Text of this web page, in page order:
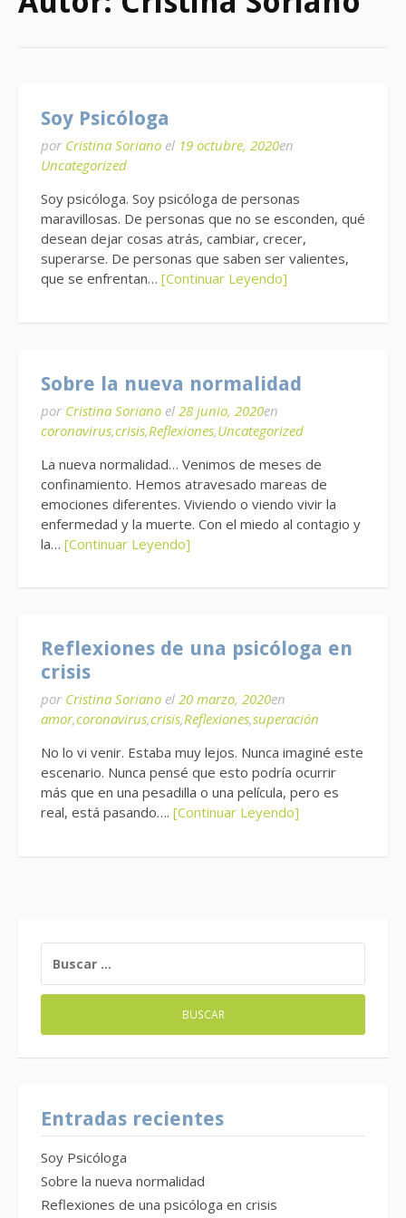
Soy Psicóloga
por Cristina Soriano el 19 octubre, 2020en
Uncategorized
Soy psicóloga. Soy psicóloga de personas
maravillosas. De personas que no se esconden, qué
desean dejar cosas atrás, cambiar, crecer,
superarse. De personas que saben ser valientes,
que se enfrentan… [Continuar Leyendo]
Sobre la nueva normalidad
por Cristina Soriano el 28 junio, 2020en
coronavirus,crisis,Reflexiones,Uncategorized
La nueva normalidad… Venimos de meses de
confinamiento. Hemos atravesado mareas de
emociones diferentes. Viviendo o viendo vivir la
enfermedad y la muerte. Con el miedo al contagio y
la… [Continuar Leyendo]
Reflexiones de una psicóloga en
crisis
por Cristina Soriano el 20 marzo, 2020en
amor,coronavirus,crisis,Reflexiones,superación
No lo vi venir. Estaba muy lejos. Nunca imaginé este
escenario. Nunca pensé que esto podría ocurrir
más que en una pesadilla o una película, pero es
real, está pasando…. [Continuar Leyendo]
Entradas recientes
Soy Psicóloga
Sobre la nueva normalidad
Reflexiones de una psicóloga en crisis